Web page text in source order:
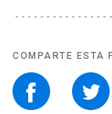
COMPARTE ESTA